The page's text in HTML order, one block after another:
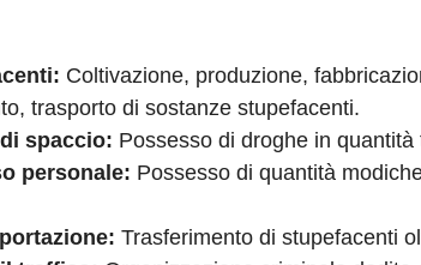
Coltivazione, produzione,
trasporto di sostanze stupefacenti.
spaccio: Possesso di droghe in
personale: Possesso di quantità
Trasferimento di stupefacenti